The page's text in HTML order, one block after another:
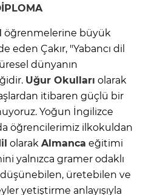
öğrenmelerine büyük
Çakır, "Yabancı dil
dünyanın
Uğur Okulları olarak
itibaren güçlü bir
Yoğun İngilizce
öğrencilerimiz ilkokuldan
olarak Almanca eğitimi
yalnızca gramer odaklı
üretebilen ve
yetiştirme anlayışıyla